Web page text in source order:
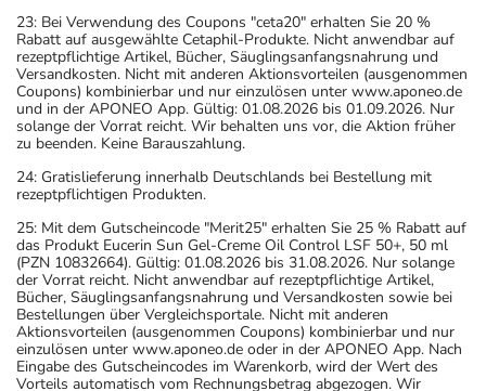
23: Bei Verwendung des Coupons "ceta20" erhalten Sie 20 %
Rabatt auf ausgewählte Cetaphil-Produkte. Nicht anwendbar auf
rezeptpflichtige Artikel, Bücher, Säuglingsanfangsnahrung und
Versandkosten. Nicht mit anderen Aktionsvorteilen (ausgenommen
Coupons) kombinierbar und nur einzulösen unter www.aponeo.de
und in der APONEO App. Gültig: 01.08.2026 bis 01.09.2026. Nur
solange der Vorrat reicht. Wir behalten uns vor, die Aktion früher
zu beenden. Keine Barauszahlung.
24: Gratislieferung innerhalb Deutschlands bei Bestellung mit
rezeptpflichtigen Produkten.
25: Mit dem Gutscheincode "Merit25" erhalten Sie 25 % Rabatt auf
das Produkt Eucerin Sun Gel-Creme Oil Control LSF 50+, 50 ml
(PZN 10832664). Gültig: 01.08.2026 bis 31.08.2026. Nur solange
der Vorrat reicht. Nicht anwendbar auf rezeptpflichtige Artikel,
Bücher, Säuglingsanfangsnahrung und Versandkosten sowie bei
Bestellungen über Vergleichsportale. Nicht mit anderen
Aktionsvorteilen (ausgenommen Coupons) kombinierbar und nur
einzulösen unter www.aponeo.de oder in der APONEO App. Nach
Eingabe des Gutscheincodes im Warenkorb, wird der Wert des
Vorteils automatisch vom Rechnungsbetrag abgezogen. Wir